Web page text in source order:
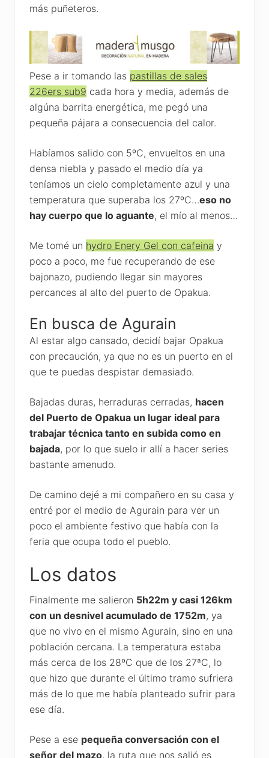
más puñeteros.
Pese a ir tomando las pastillas de sales
226ers sub9 cada hora y media, además de
algúna barrita energética, me pegó una
pequeña pájara a consecuencia del calor.
Habíamos salido con 5ºC, envueltos en una
densa niebla y pasado el medio día ya
teníamos un cielo completamente azul y una
temperatura que superaba los 27ºC…eso no
hay cuerpo que lo aguante, el mío al menos…
Me tomé un hydro Enery Gel con cafeina y
poco a poco, me fue recuperando de ese
bajonazo, pudiendo llegar sin mayores
percances al alto del puerto de Opakua.
En busca de Agurain
Al estar algo cansado, decidí bajar Opakua
con precaución, ya que no es un puerto en el
que te puedas despistar demasiado.
Bajadas duras, herraduras cerradas, hacen
del Puerto de Opakua un lugar ideal para
trabajar técnica tanto en subida como en
bajada, por lo que suelo ir allí a hacer series
bastante amenudo.
De camino dejé a mi compañero en su casa y
entré por el medio de Agurain para ver un
poco el ambiente festivo que había con la
feria que ocupa todo el pueblo.
Los datos
Finalmente me salieron 5h22m y casi 126km
con un desnivel acumulado de 1752m, ya
que no vivo en el mismo Agurain, sino en una
población cercana. La temperatura estaba
más cerca de los 28ºC que de los 27ªC, lo
que hizo que durante el último tramo sufriera
más de lo que me había planteado sufrir para
ese día.
Pese a ese pequeña conversación con el
señor del mazo, la ruta que nos salió es